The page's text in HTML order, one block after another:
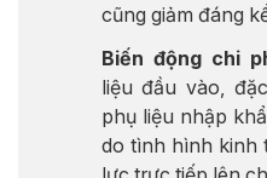
cũng giảm đáng
Biến động chi
liệu đầu vào,
phụ liệu nhập
do tình hình kinh